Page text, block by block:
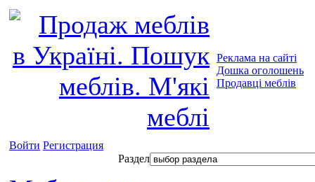
Реклама на сайті
Дошка оголошень
Продавці меблів
Войти Регистрация
Раздел